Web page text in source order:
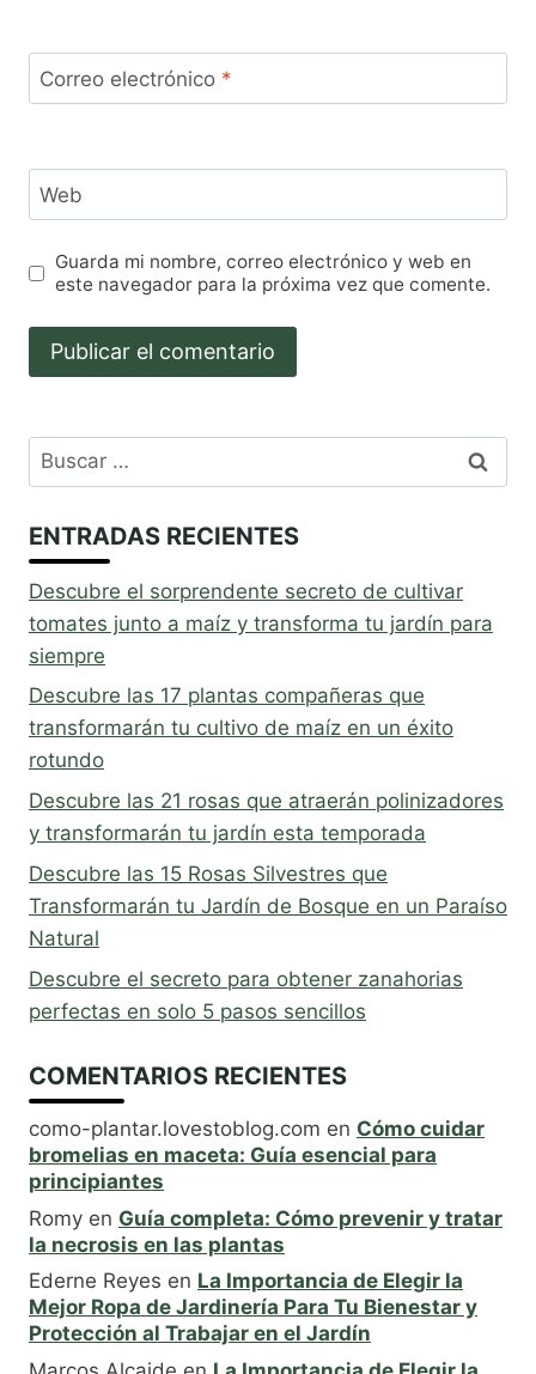
Correo electrónico *
Web
Guarda mi nombre, correo electrónico y web en
este navegador para la próxima vez que comente.
Buscar:
ENTRADAS RECIENTES
Descubre el sorprendente secreto de cultivar
tomates junto a maíz y transforma tu jardín para
siempre
Descubre las 17 plantas compañeras que
transformarán tu cultivo de maíz en un éxito
rotundo
Descubre las 21 rosas que atraerán polinizadores
y transformarán tu jardín esta temporada
Descubre las 15 Rosas Silvestres que
Transformarán tu Jardín de Bosque en un Paraíso
Natural
Descubre el secreto para obtener zanahorias
perfectas en solo 5 pasos sencillos
COMENTARIOS RECIENTES
como-plantar.lovestoblog.com en Cómo cuidar
bromelias en maceta: Guía esencial para
principiantes
Romy en Guía completa: Cómo prevenir y tratar
la necrosis en las plantas
Ederne Reyes en La Importancia de Elegir la
Mejor Ropa de Jardinería Para Tu Bienestar y
Protección al Trabajar en el Jardín